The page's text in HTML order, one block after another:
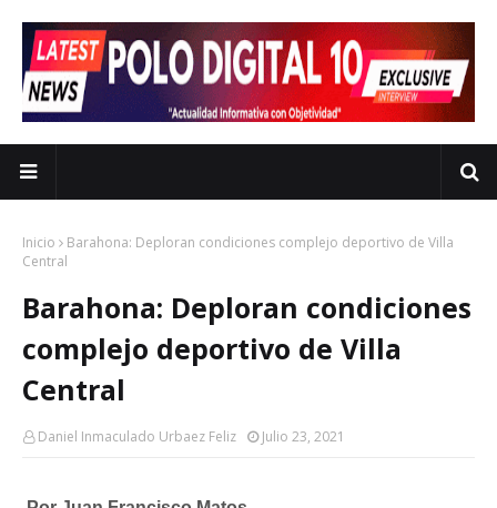
Inicio
Barahona: Deploran condiciones complejo deportivo de Villa
Central
Barahona: Deploran condiciones
complejo deportivo de Villa
Central
Daniel Inmaculado Urbaez Feliz Julio 23, 2021